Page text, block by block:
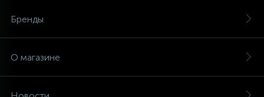
Бренды
О магазине